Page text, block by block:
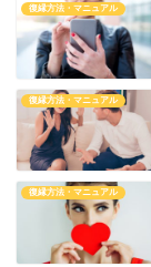
復縁方法・マニュアル
復縁方法・マニュアル
復縁方法・マニュアル